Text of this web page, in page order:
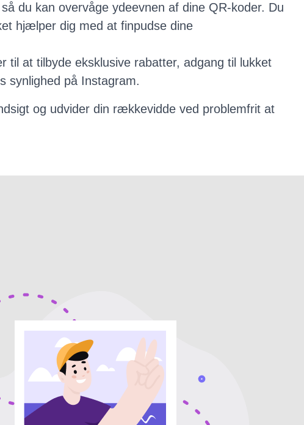
du kan overvåge ydeevnen af ​​dine QR-koder. Du
hjælper dig med at finpudse dine
til at tilbyde eksklusive rabatter, adgang til lukket
synlighed på Instagram.
og udvider din rækkevidde ved problemfrit at